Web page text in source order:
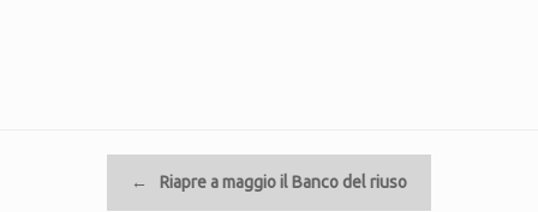
←
Riapre a maggio il Banco del riuso